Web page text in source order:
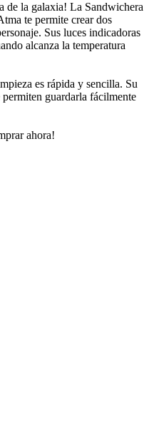
de la galaxia! La Sandwichera
te permite crear dos
Sus luces indicadoras
alcanza la temperatura
es rápida y sencilla. Su
guardarla fácilmente
ahora!